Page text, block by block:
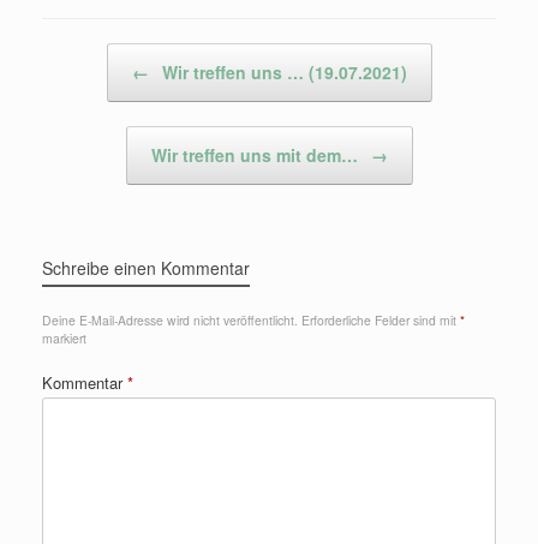
← Wir treffen uns … (19.07.2021)
Wir treffen uns mit dem… →
Schreibe einen Kommentar
Deine E-Mail-Adresse wird nicht veröffentlicht. Erforderliche Felder sind mit *
markiert
Kommentar*